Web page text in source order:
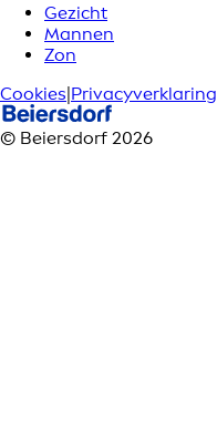
Gezicht
Mannen
Zon
Cookies|Privacyverklaring
© Beiersdorf 2026